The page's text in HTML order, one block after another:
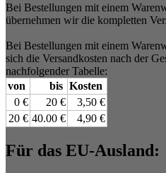
Bei Bestellungen mit einem
übernehmen wir die kompletten
Bei Bestellungen mit einem
sich die Versandkosten nach der
nachfolgender Tabelle:
von
bis Kosten
0 €
20 €
3,50 €
20 € 40.00 € 4,90 €
Für das EU-Ausland: